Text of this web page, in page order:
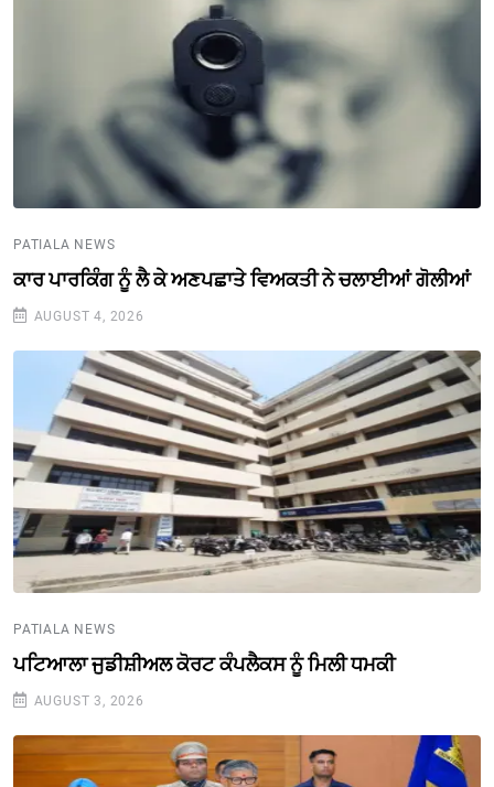
PATIALA NEWS
ਕਾਰ ਪਾਰਕਿੰਗ ਨੂੰ ਲੈ ਕੇ ਅਣਪਛਾਤੇ ਵਿਅਕਤੀ ਨੇ ਚਲਾਈਆਂ ਗੋਲੀਆਂ
AUGUST 4, 2026
PATIALA NEWS
ਪਟਿਆਲਾ ਜੁਡੀਸ਼ੀਅਲ ਕੋਰਟ ਕੰਪਲੈਕਸ ਨੂੰ ਮਿਲੀ ਧਮਕੀ
AUGUST 3, 2026